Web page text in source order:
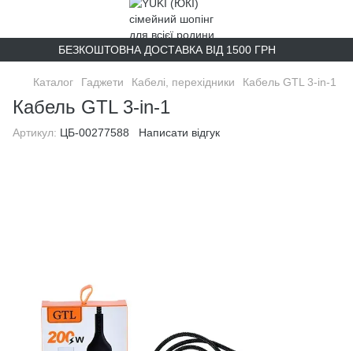
БЕЗКОШТОВНА ДОСТАВКА ВІД 1500 ГРН
Каталог Гаджети Кабелі, перехідники Кабель GTL 3-in-1
Кабель GTL 3-in-1
Артикул: ЦБ-00277588 Написати відгук